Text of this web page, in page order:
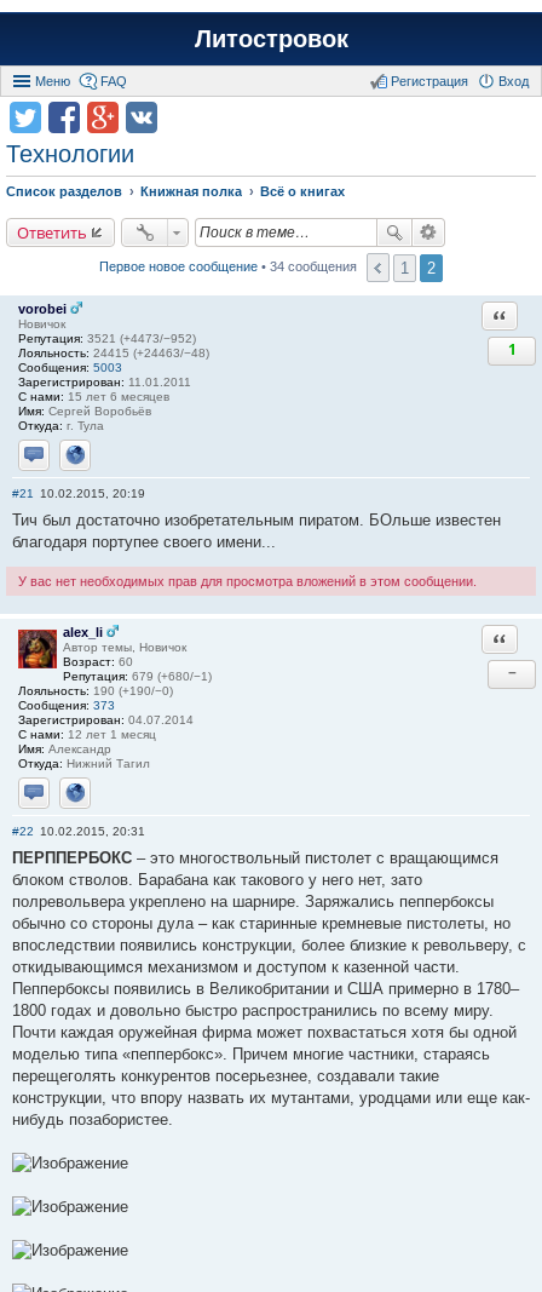
Литостровок
Меню FAQ Вход
Регистрация
Технологии
Список разделов Книжная полка Всё о книгах
Ответить
Первое новое сообщение • 34 сообщения 1 2
vorobei
Новичок
Репутация: 3521 (+4473/−952)
Лояльность: 24415 (+24463/−48)
Сообщения: 5003
Зарегистрирован: 11.01.2011
С нами: 15 лет 6 месяцев
Имя: Сергей Воробьёв
Откуда: г. Тула
Отправить личное сообщение
Сайт
1
#21 10.02.2015, 20:19
Тич был достаточно изобретательным пиратом. БОльше известен
благодаря портупее своего имени...
У вас нет необходимых прав для просмотра вложений в этом сообщении.
alex_li
Автор темы, Новичок
Возраст: 60
Репутация: 679 (+680/−1)
Лояльность: 190 (+190/−0)
Сообщения: 373
Зарегистрирован: 04.07.2014
С нами: 12 лет 1 месяц
Имя: Александр
Откуда: Нижний Тагил
Отправить личное сообщение
Сайт
−
#22 10.02.2015, 20:31
ПЕРППЕРБОКС – это многоствольный пистолет с вращающимся
блоком стволов. Барабана как такового у него нет, зато
полревольвера укреплено на шарнире. Заряжались пеппербоксы
обычно со стороны дула – как старинные кремневые пистолеты, но
впоследствии появились конструкции, более близкие к револьверу, с
откидывающимся механизмом и доступом к казенной части.
Пеппербоксы появились в Великобритании и США примерно в 1780–
1800 годах и довольно быстро распространились по всему миру.
Почти каждая оружейная фирма может похвастаться хотя бы одной
моделью типа «пеппербокс». Причем многие частники, стараясь
перещеголять конкурентов посерьезнее, создавали такие
конструкции, что впору назвать их мутантами, уродцами или еще как-
нибудь позабористее.